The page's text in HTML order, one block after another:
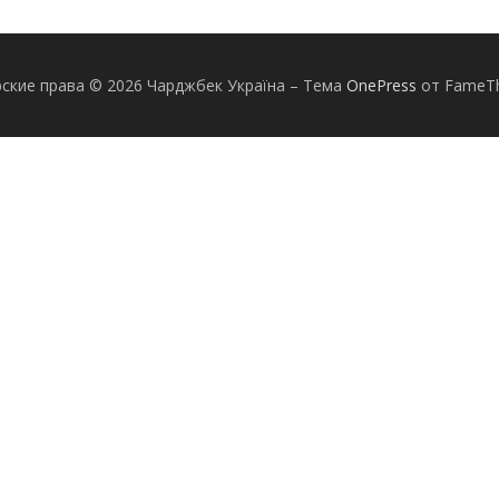
права © 2026 Чарджбек Україна – Тема OnePress от